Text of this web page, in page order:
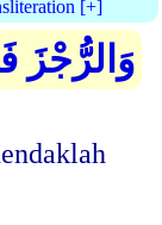
[+]
وَالرُّجْزَ